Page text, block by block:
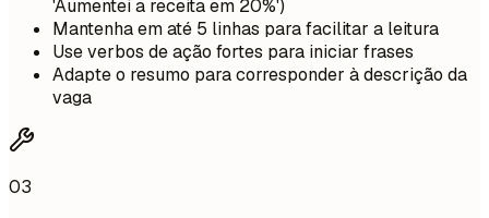
'Aumentei a receita em 20%')
Mantenha em até 5 linhas para facilitar a leitura
Use verbos de ação fortes para iniciar frases
Adapte o resumo para corresponder à descrição da
vaga
03